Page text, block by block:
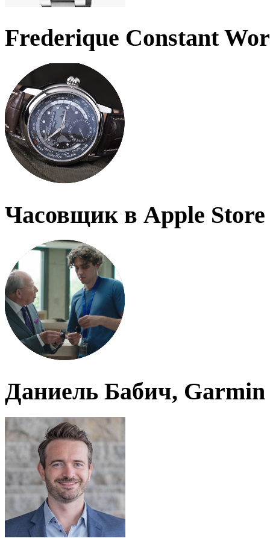
Frederique Constant
Часовщик в Apple Store
Даниель Бабич, Garmin